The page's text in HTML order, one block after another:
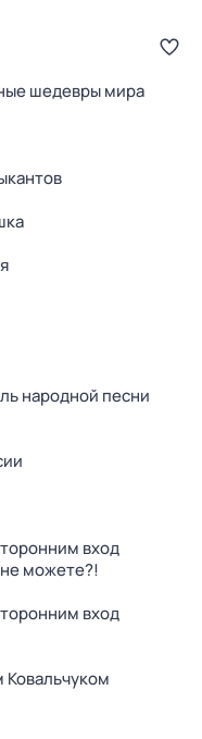
шедевры мира
народной песни
вход
можете?!
вход